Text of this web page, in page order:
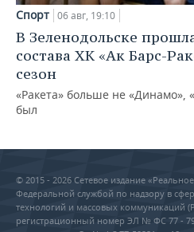
Спорт 06 авг, 19:10
В Зеленодольске
состава ХК «Ак Барс-
сезон
«Ракета» больше не «Динамо»,
был
© 2015 - 2026 Сетевое издание
Федеральной службой по надзору в
технологий и массовых коммуникаций
регистрационный номер ЭЛ № ФС 77 -